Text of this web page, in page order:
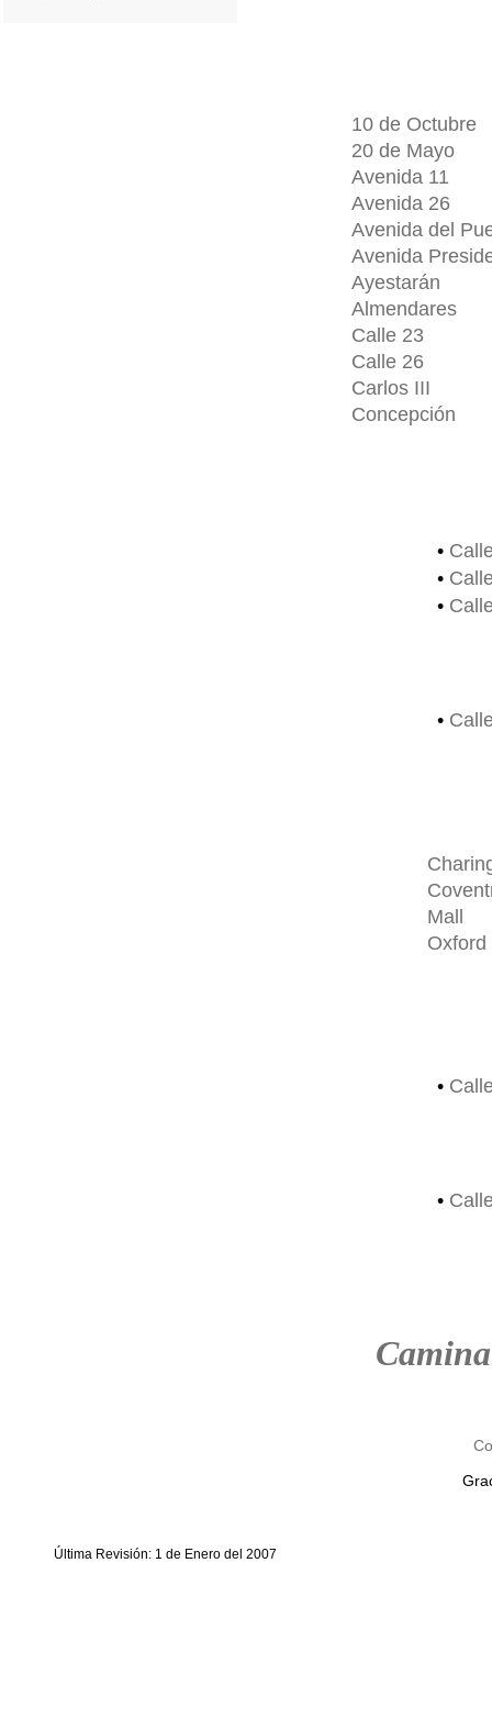
10 de Octubre
20 de Mayo
Avenida 11
Avenida 26
Avenida del
Avenida
Ayestarán
Almendares
Calle 23
Calle 26
Carlos III
Concepción
•
•
•
•
Mall
Oxford
•
•
Última Revisión: 1 de Enero del 2007